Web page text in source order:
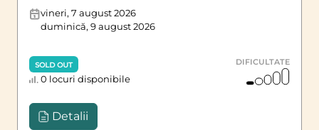
vineri, 7 august 2026
duminică, 9 august 2026
SOLD OUT
0 locuri disponibile
DIFICULTATE
Detalii